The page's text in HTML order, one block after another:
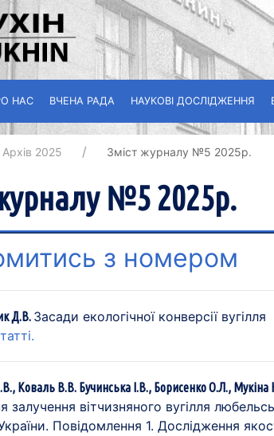
НАС ВЧЕНА РАДА НАУКОВІ ДОСЛІДЖЕННЯ
Архів 2025 Зміст журналу №5 2025p.
№5 2025p.
з номером
Д.В. Засади екологічної конверсії вугілля
Коваль В.В. Бучинська І.В., Борисенко О.Л., Мукіна
залучення вітчизняного вугілля
Повідомлення 1. Дослідження